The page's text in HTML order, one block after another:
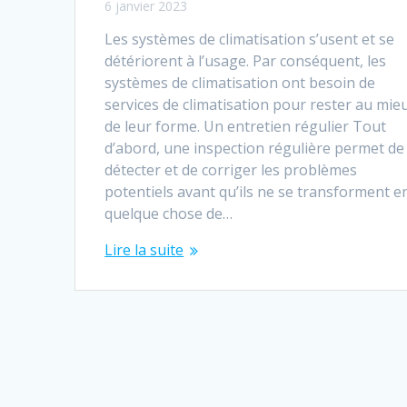
6 janvier 2023
Les systèmes de climatisation s’usent et se
détériorent à l’usage. Par conséquent, les
systèmes de climatisation ont besoin de
services de climatisation pour rester au
de leur forme. Un entretien régulier Tout
d’abord, une inspection régulière permet de
détecter et de corriger les problèmes
potentiels avant qu’ils ne se transforment
quelque chose de…
Lire la suite